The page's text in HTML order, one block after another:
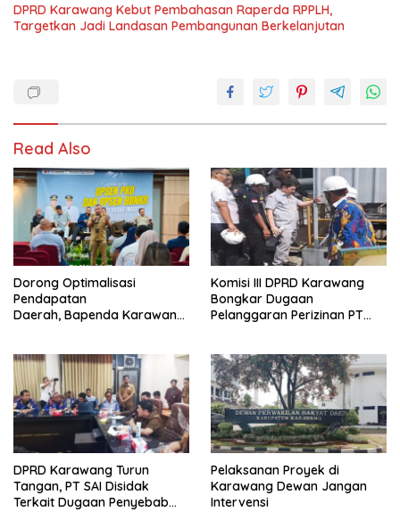
DPRD Karawang Kebut Pembahasan Raperda RPPLH,
Targetkan Jadi Landasan Pembangunan Berkelanjutan
Read Also
Dorong Optimalisasi
Pendapatan
Daerah, Bapenda Karawang
Dunia Usaha
Komisi III DPRD Karawang
Bongkar Dugaan
Pelanggaran Perizinan PT
DPRD Karawang Turun
Tangan, PT SAI Disidak
Terkait Dugaan Penyebab
Pelaksanan Proyek di
Karawang Dewan Jangan
Intervensi